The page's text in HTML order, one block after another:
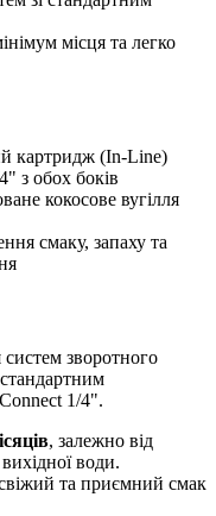
місця та легко
картридж (In-Line)
з обох боків
кокосове вугілля
смаку, запаху та
зворотного
1/4".
, залежно від
води.
свіжий та приємний смак